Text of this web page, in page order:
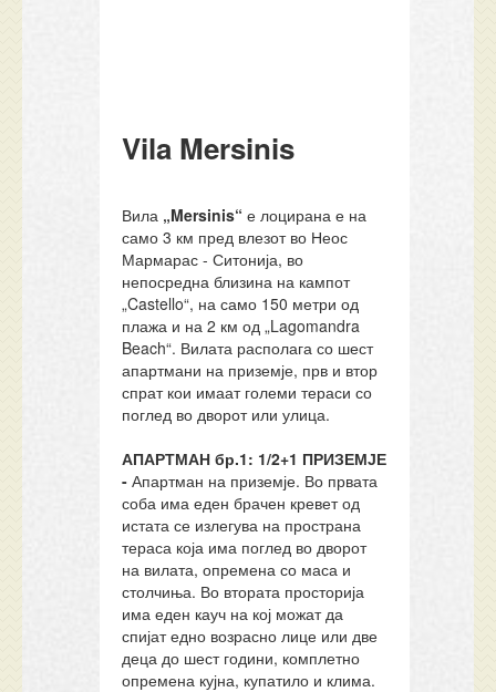
Vila Mersinis
Вила „Mersinis“ е лоцирана е на
само 3 км пред влезот во Неос
Мармарас - Ситонија, во
непосредна близина на кампот
„Castello“, на само 150 метри од
плажа и на 2 км од „Lagomandra
Beach“. Вилата располага со шест
апартмани на приземје, прв и втор
спрат кои имаат големи тераси со
поглед во дворот или улица.
АПАРТМАН бр.1: 1/2+1 ПРИЗЕМЈЕ
-Апартман на приземје. Во првата
соба има еден брачен кревет од
истата се излегува на пространа
тераса која има поглед во дворот
на вилата, опремена со маса и
столчиња. Во втората просторија
има еден кауч на кој можат да
спијат едно возрасно лице или две
деца до шест години, комплетно
опремена кујна, купатило и клима.